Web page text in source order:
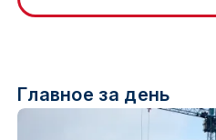
Главное за день